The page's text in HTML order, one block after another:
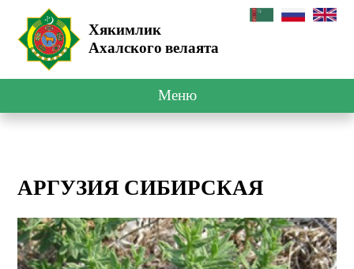
Хякимлик
Ахалского велаята
Меню
АРГУЗИЯ СИБИРСКАЯ